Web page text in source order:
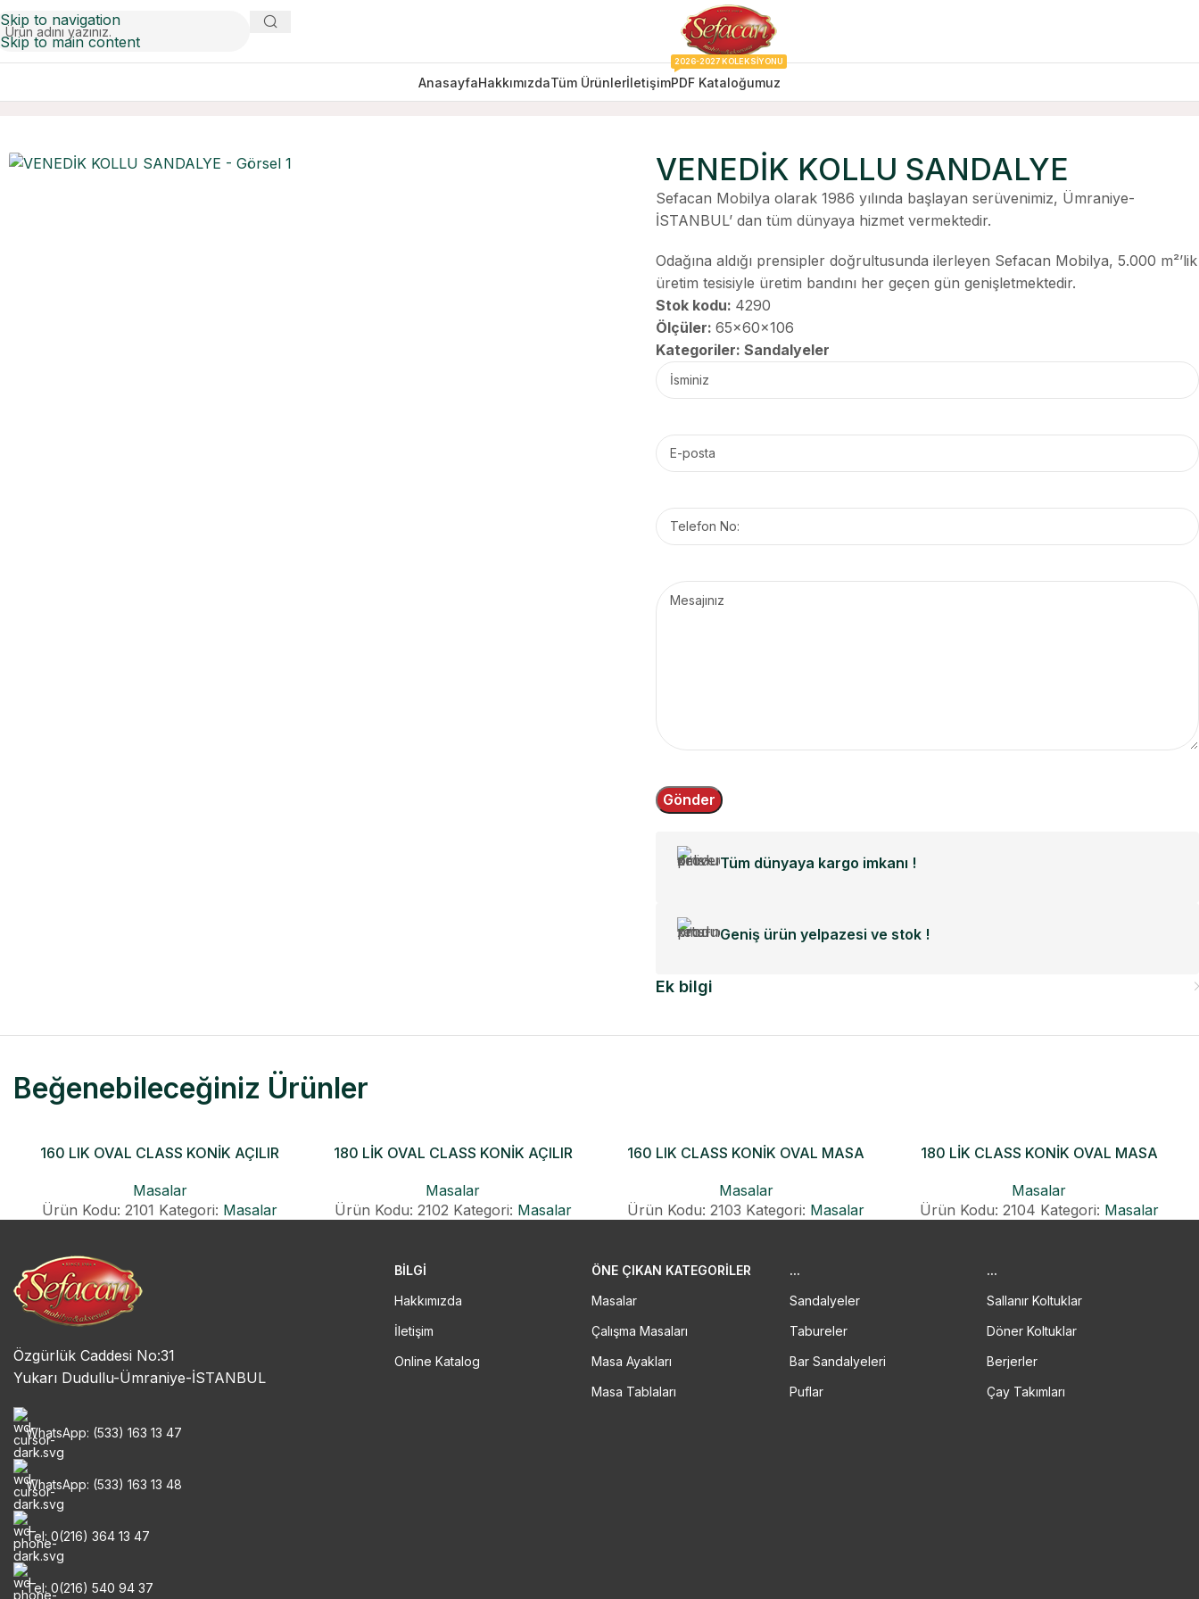
Skip to navigation
Skip to main content
AnasayfaHakkımızdaTüm ÜrünlerİletişimPDF Kataloğumuz
2026-2027 KOLEKSIYONU
VENEDİK KOLLU SANDALYE
Sefacan Mobilya olarak 1986 yılında başlayan serüvenimiz, Ümraniye-
İSTANBUL’ dan tüm dünyaya hizmet vermektedir.
Odağına aldığı prensipler doğrultusunda ilerleyen Sefacan Mobilya, 5.000 m²’lik
üretim tesisiyle üretim bandını her geçen gün genişletmektedir.
Stok kodu: 4290
Ölçüler:65x60x106
Kategoriler:Sandalyeler
Tüm dünyaya kargo imkanı !
Geniş ürün yelpazesi ve stok !
Ek bilgi
Beğenebileceğiniz Ürünler
160 LIK OVAL CLASS KONİK AÇILIR
Masalar
Ürün Kodu: 2101 Kategori: Masalar
180 LİK OVAL CLASS KONİK AÇILIR
Masalar
Ürün Kodu: 2102 Kategori: Masalar
160 LIK CLASS KONİK OVAL MASA
Masalar
Ürün Kodu: 2103 Kategori: Masalar
180 LİK CLASS KONİK OVAL MASA
Masalar
Ürün Kodu: 2104 Kategori: Masalar
Özgürlük Caddesi No:31
Yukarı Dudullu-Ümraniye-İSTANBUL
WhatsApp: (533) 163 13 47
WhatsApp: (533) 163 13 48
Tel: 0(216) 364 13 47
Tel: 0(216) 540 94 37
BİLGİ
Hakkımızda
İletişim
Online Katalog
ÖNE ÇIKAN KATEGORILER
Masalar
Çalışma Masaları
Masa Ayakları
Masa Tablaları
...
Sandalyeler
Tabureler
Bar Sandalyeleri
Puflar
...
Sallanır Koltuklar
Döner Koltuklar
Berjerler
Çay Takımları